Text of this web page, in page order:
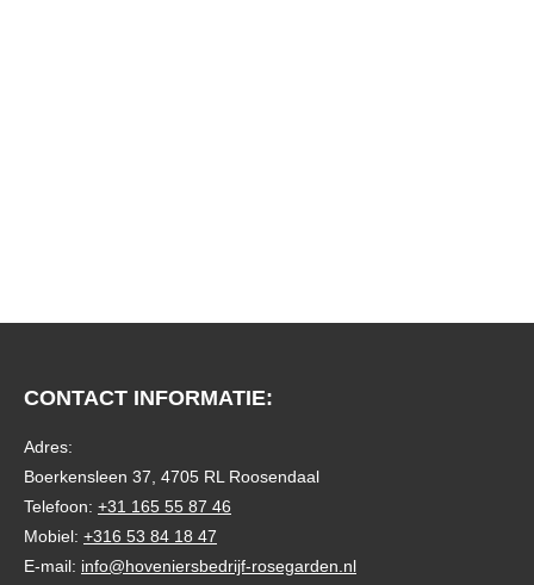
CONTACT INFORMATIE:
Adres:
Boerkensleen 37, 4705 RL Roosendaal
Telefoon: +31 165 55 87 46
Mobiel: +316 53 84 18 47
E-mail: info@hoveniersbedrijf-rosegarden.nl